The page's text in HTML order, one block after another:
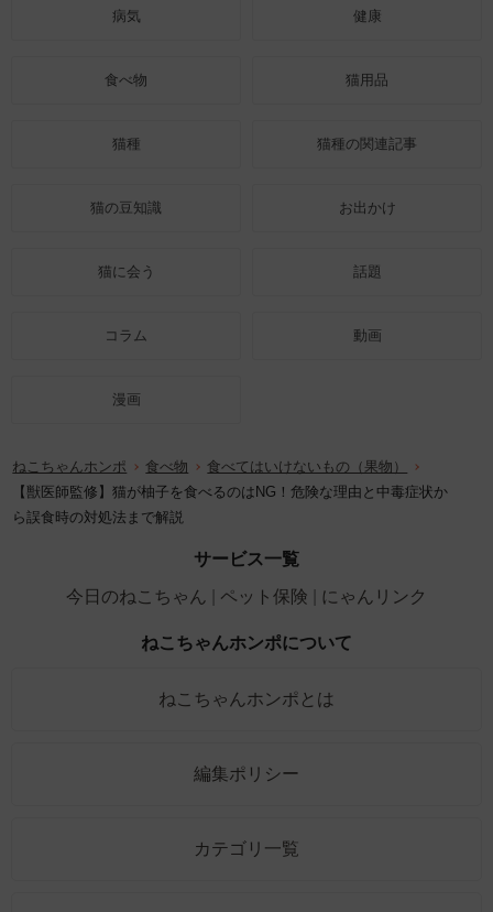
病気 健康
食べ物 猫用品
猫種 猫種の関連記事
猫の豆知識 お出かけ
猫に会う 話題
コラム 動画
漫画
ねこちゃんホンポ 食べ物
食べてはいけないもの（果物）
【獣医師監修】猫が柚子を食べるのはNG！危険な理由と中毒症状か
ら誤食時の対処法まで解説
サービス一覧
今日のねこちゃん
ペット保険 にゃんリンク
ねこちゃんホンポについて
ねこちゃんホンポとは
編集ポリシー
カテゴリ一覧